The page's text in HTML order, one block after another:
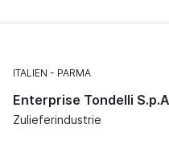
ITALIEN PARMA
Enterprise Tondelli
Zulieferindustrie